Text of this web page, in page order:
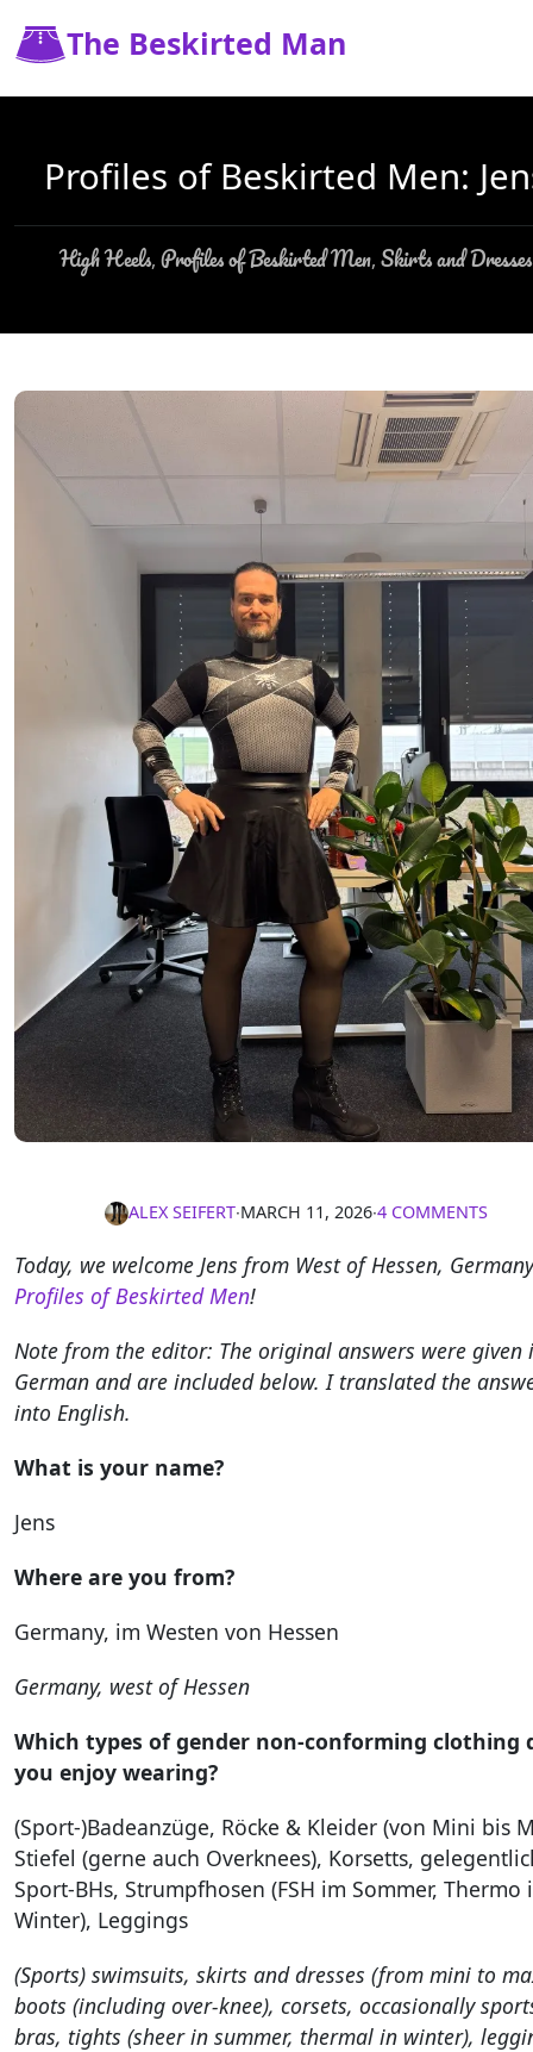
The Beskirted Man
Profiles of Beskirted Men:
High Heels, Profiles of Beskirted Men, Skirts and Dresses
ALEX SEIFERT∙MARCH 11, 2026∙4 COMMENTS
Today, we welcome Jens from West of Hessen,
Profiles of Beskirted Men!
Note from the editor: The original answers were given
German and are included below. I translated the
into English.
What is your name?
Jens
Where are you from?
Germany, im Westen von Hessen
Germany, west of Hessen
Which types of gender non-conforming clothing
you enjoy wearing?
(Sport-)Badeanzüge, Röcke & Kleider (von Mini bis
Stiefel (gerne auch Overknees), Korsetts,
Sport-BHs, Strumpfhosen (FSH im Sommer, Thermo
Winter), Leggings
(Sports) swimsuits, skirts and dresses (from mini to
boots (including over‑knee), corsets, occasionally
bras, tights (sheer in summer, thermal in winter),